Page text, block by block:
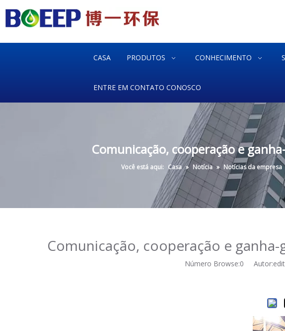
CASA PRODUTOS CONHECIMENTO
ENTRE EM CONTATO CONOSCO
Comunicação, cooperação e
Você está aqui: Casa » Notícia » Notícias da empresa
Comunicação, cooperação e
Número Browse:0